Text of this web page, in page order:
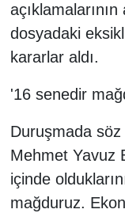
dosyadaki
kararlar aldı.
'16 senedir
Duruşmada söz
Mehmet Yavuz
içinde
mağduruz.